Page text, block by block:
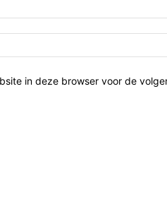
in deze browser voor de